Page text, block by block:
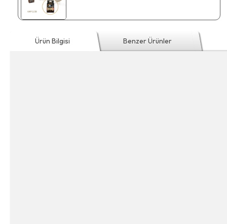
Ürün Bilgisi Benzer Ürünler